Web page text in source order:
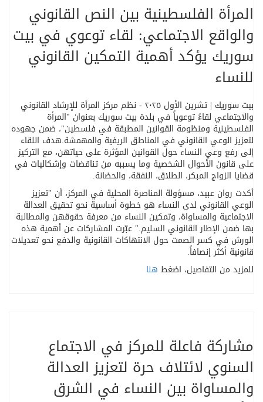
المرأة الفلسطينية بين النص القانوني
والواقع الاجتماعي: لقاء توعوي في بيت
سوريك يؤكد أهمية التمكين القانوني
للنساء
بيت سوريك | تشرين الأول ٢٠٢٥ - نظم مركز المرأة للإرشاد القانوني
والاجتماعي لقاءً توعوياً في بلدة بيت سوريك بعنوان "المرأة
الفلسطينية ومنظومة القوانين المطبقة في فلسطين"، ضمن جهوده
لتعزيز الوعي القانوني في المناطق الريفية والمهمشة.هدف اللقاء
إلى رفع وعي النساء حول القوانين المؤثرة على حياتهن، مع التركيز
على قانون الأحوال الشخصية وما يسببه من تناقضات وإشكاليات في
قضايا الزواج المبكر، الطلاق، النفقة، والحضانة.
أكدت روان عبيد، مسؤولة المناصرة المحلية في المركز، أن "تعزيز
الوعي القانوني لدى النساء هو خطوة أساسية نحو تحقيق العدالة
الاجتماعية والمساواة، وتمكين النساء من معرفة حقوقهن والمطالبة
بها ضمن الإطار القانوني السليم." عبّرت المشاركات عن أهمية هذه
الورش في كسر الصمت حول الانتهاكات القانونية والدفع نحو تعديلات
قانونية أكثر إنصافاً.
للمزيد من التفاصيل، اضغط هنا
مشاركة فاعلة للمركز في الاجتماع
السنوي لائتلاف حرة لتعزيز العدالة
والمساواة بين النساء في الشرق